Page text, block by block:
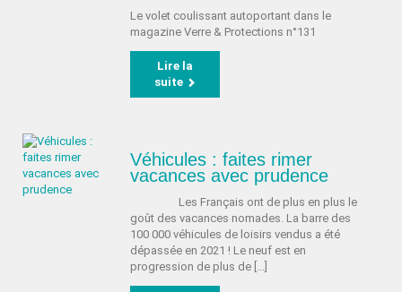
Le volet coulissant autoportant dans le
magazine Verre & Protections n°131
Lire la
suite
Véhicules : faites rimer
vacances avec prudence
Les Français ont de plus en plus le
goût des vacances nomades. La barre des
100 000 véhicules de loisirs vendus a été
dépassée en 2021 ! Le neuf est en
progression de plus de [...]